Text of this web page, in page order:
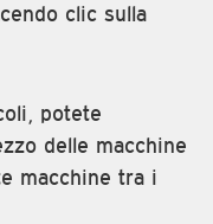
clic sulla
potete
delle macchine
macchine tra i